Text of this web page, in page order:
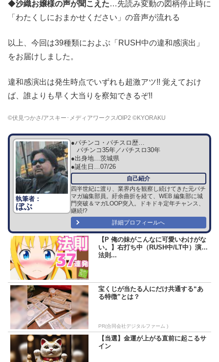
◆沙織お嬢様の声が聞こえた…先読み変動の図柄停止時に
「わたくしにおまかせください」の音声が流れる
以上、今回は39種類におよぶ「RUSH中の違和感演出」
をお届けしました。
違和感演出は発生時点でいずれも超激アツ!! 覚えておけ
ば、誰よりも早く大当りを察知できるぞ!!
©伏見つかさ/アスキー･メディアワークス/OIP2 ©KYORAKU
ぼぶ
●パチンコ・パチスロ歴…
パチンコ35年／パチスロ30年
●出身地… 茨城県
●誕生日… 07/26
四半世紀に渡り、業界内を観察し続けてきた元パチ
マガ編集部員。紆余曲折を経て、WEB 編集部に城
門突破＆マガLOOP突入。ドキドキ定年チャンス、
継続!?
詳細プロフィールへ
【P 俺の妹がこんなに可愛いわけがな
い。】右打ち中（RUSH中/LT中）演出
法則...
宝くじが当たる人にだけ共通する“あ
る特徴”とは？
PR(合同会社デジタルファーム )
【当選】金運が上がる直前に起こるサ
イン